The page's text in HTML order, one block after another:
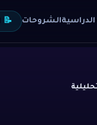
الشروحات 📝